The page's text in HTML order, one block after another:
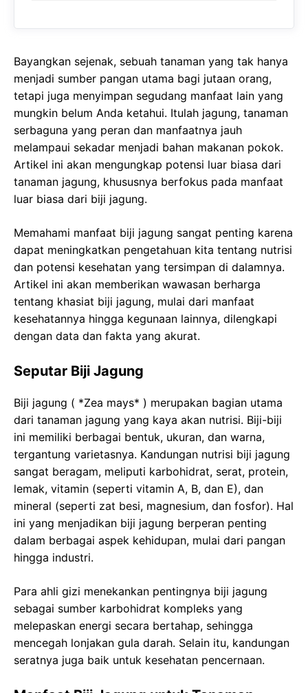
Bayangkan sejenak, sebuah tanaman yang tak hanya
menjadi sumber pangan utama bagi jutaan orang,
tetapi juga menyimpan segudang manfaat lain yang
mungkin belum Anda ketahui. Itulah jagung, tanaman
serbaguna yang peran dan manfaatnya jauh
melampaui sekadar menjadi bahan makanan pokok.
Artikel ini akan mengungkap potensi luar biasa dari
tanaman jagung, khususnya berfokus pada manfaat
luar biasa dari biji jagung.
Memahami manfaat biji jagung sangat penting karena
dapat meningkatkan pengetahuan kita tentang nutrisi
dan potensi kesehatan yang tersimpan di dalamnya.
Artikel ini akan memberikan wawasan berharga
tentang khasiat biji jagung, mulai dari manfaat
kesehatannya hingga kegunaan lainnya, dilengkapi
dengan data dan fakta yang akurat.
Seputar Biji Jagung
Biji jagung ( *Zea mays* ) merupakan bagian utama
dari tanaman jagung yang kaya akan nutrisi. Biji-biji
ini memiliki berbagai bentuk, ukuran, dan warna,
tergantung varietasnya. Kandungan nutrisi biji jagung
sangat beragam, meliputi karbohidrat, serat, protein,
lemak, vitamin (seperti vitamin A, B, dan E), dan
mineral (seperti zat besi, magnesium, dan fosfor). Hal
ini yang menjadikan biji jagung berperan penting
dalam berbagai aspek kehidupan, mulai dari pangan
hingga industri.
Para ahli gizi menekankan pentingnya biji jagung
sebagai sumber karbohidrat kompleks yang
melepaskan energi secara bertahap, sehingga
mencegah lonjakan gula darah. Selain itu, kandungan
seratnya juga baik untuk kesehatan pencernaan.